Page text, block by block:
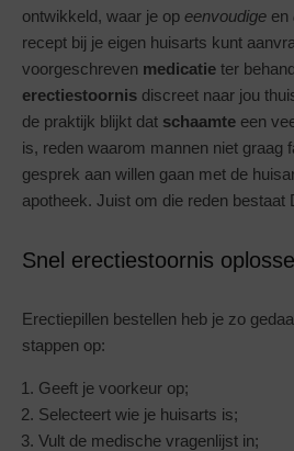
ontwikkeld, waar je op eenvoudige en
recept bij je eigen huisarts kunt
voorgeschreven medicatie ter
erectiestoornis discreet naar jou
de praktijk blijkt dat schaamte een
is, reden waarom mannen niet graag
gesprek aan willen gaan met de
apotheek. Juist om die reden bestaat
Snel erectiestoornis
Erectiepillen bestellen heb je zo
stappen op:
Geeft je voorkeur op;
Selecteert wie je huisarts is;
Vult de medische vragenlijst in;